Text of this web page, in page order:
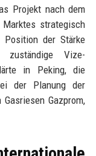
Projekt nach dem
strategisch
der Stärke
zuständige Vize-
in Peking, die
der Planung der
Gazprom,